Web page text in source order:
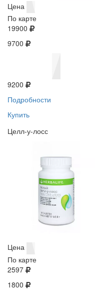
Цена
По карте
19900
9700
9200
Подробности
Купить
Целл-у-лосс
Цена
По карте
2597
1800